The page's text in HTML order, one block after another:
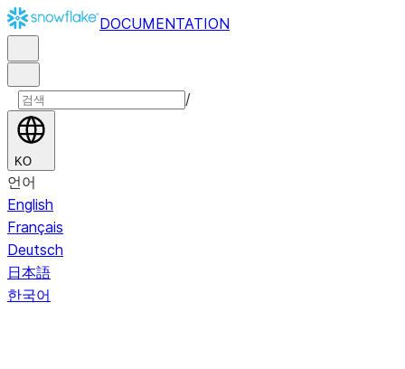
DOCUMENTATION
/
KO
언어
English
Français
Deutsch
日本語
한국어